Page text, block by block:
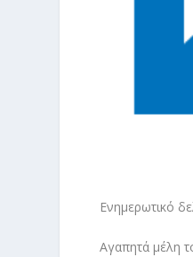
Ενημερωτικό
Αγαπητά μέλη